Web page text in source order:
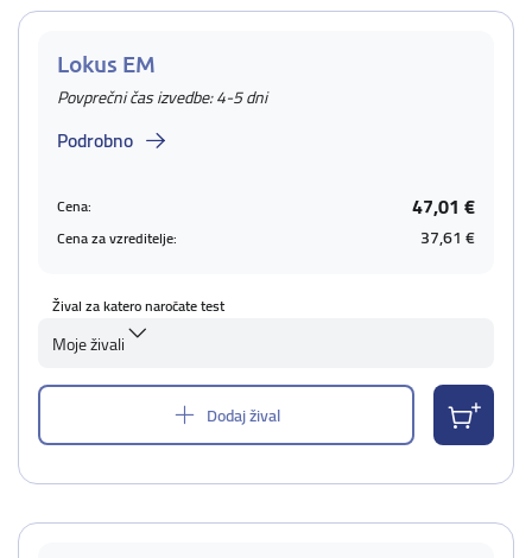
Lokus EM
Povprečni čas izvedbe: 4-5 dni
Podrobno
Cena: 47,01 €
Cena za vzreditelje: 37,61 €
Žival za katero naročate test
Moje živali
Dodaj žival